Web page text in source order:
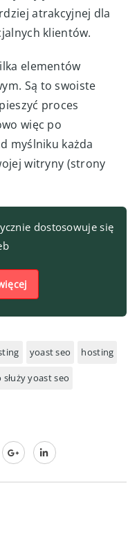
atrakcyjnej dla
klientów.
elementów
Są to swoiste
proces
więc po
myślniku każda
witryny (strony
dostosowuje się
yoast seo hosting
służy yoast seo